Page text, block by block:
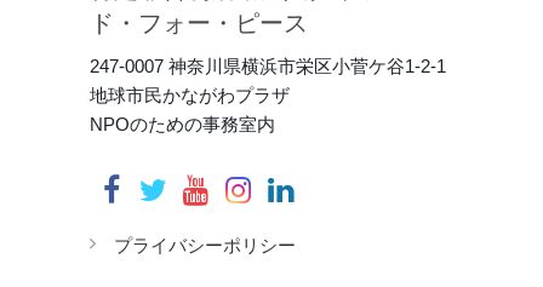
ド・フォー・ピース
247-0007 神奈川県横浜市栄区小菅ケ谷1-2-1
地球市民かながわプラザ
NPOのための事務室内
プライバシーポリシー